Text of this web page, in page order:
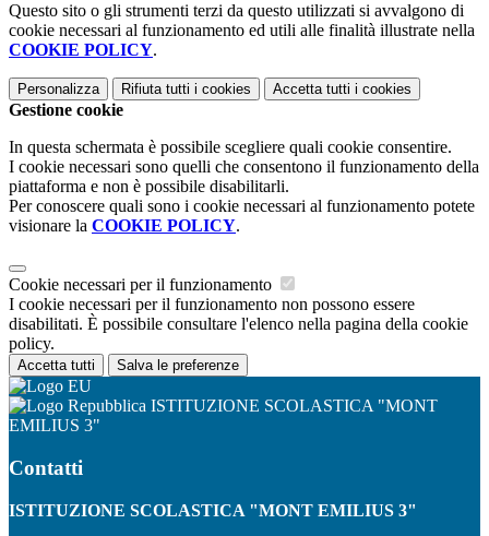
Questo sito o gli strumenti terzi da questo utilizzati si avvalgono di
cookie necessari al funzionamento ed utili alle finalità illustrate nella
COOKIE POLICY.
Personalizza Rifiuta tutti i cookies Accetta tutti i cookies
Gestione cookie
In questa schermata è possibile scegliere quali cookie consentire.
I cookie necessari sono quelli che consentono il funzionamento della
piattaforma e non è possibile disabilitarli.
Per conoscere quali sono i cookie necessari al funzionamento potete
visionare la COOKIE POLICY.
Cookie necessari per il funzionamento
I cookie necessari per il funzionamento non possono essere
disabilitati. È possibile consultare l'elenco nella pagina della cookie
policy.
Accetta tutti Salva le preferenze
ISTITUZIONE SCOLASTICA "MONT
EMILIUS 3"
Contatti
ISTITUZIONE SCOLASTICA "MONT EMILIUS 3"